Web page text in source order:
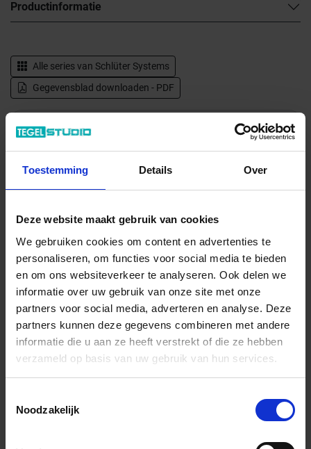
Toestemming Details Over
Deze website maakt gebruik van cookies
We gebruiken cookies om content en advertenties te
personaliseren, om functies voor social media te bieden
en om ons websiteverkeer te analyseren. Ook delen we
informatie over uw gebruik van onze site met onze
partners voor social media, adverteren en analyse. Deze
partners kunnen deze gegevens combineren met andere
informatie die u aan ze heeft verstrekt of die ze hebben
verzameld op basis van uw gebruik van hun services.
Noodzakelijk
Productinformatie
Alle series van Schlüter Systems
Gegevensblad downloaden - PDF
Levertijd 7-9 werkdagen, verzendtijd 5-7 werkdagen
Verzending via expeditie
6,56 € / m
Totale prijs / geleverde hoeveelheid
16,40 €
Stuk
In het winkelmandje